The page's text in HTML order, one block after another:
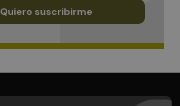
Quiero suscribirme